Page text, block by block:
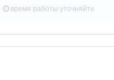
время работы уточняйте